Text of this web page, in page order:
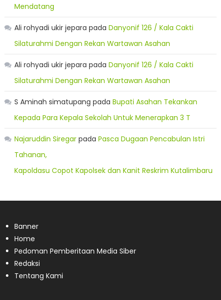
Mendatang
Ali rohyadi ukir jepara pada Danyonif 126 / Kala Cakti
Silaturahmi Dengan Rekan Wartawan Asahan
Ali rohyadi ukir jepara pada Danyonif 126 / Kala Cakti
Silaturahmi Dengan Rekan Wartawan Asahan
S Aminah simatupang pada Bupati Asahan Tekankan
Kepada Para Kepala Sekolah Untuk Menerapkan 3 T
Najaruddin Siregarpada Pasca Dugaan Pencabulan Istri
Tahanan,
Kapoldasu Copot Kapolsek dan Kanit Reskrim Kutalimbaru
Banner
Home
Pedoman Pemberitaan Media Siber
Redaksi
Tentang Kami